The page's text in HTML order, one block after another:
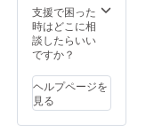
より下
がる可
能性が
ござい
より、
出荷時
期が遅
れる場
ざいま
す。 ※
皆様の
応援購
支援で困った
時はどこに相
談したらいい
ですか？
ヘルプページを
見る